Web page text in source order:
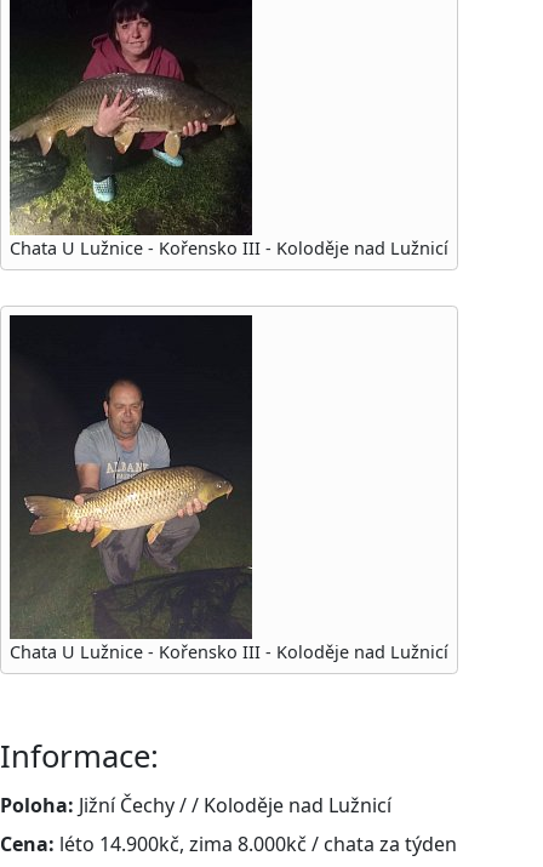
Chata U Lužnice - Kořensko III - Koloděje nad Lužnicí
Chata U Lužnice - Kořensko III - Koloděje nad Lužnicí
Informace:
Poloha: Jižní Čechy / / Koloděje nad Lužnicí
Cena: léto 14.900kč, zima 8.000kč / chata za týden